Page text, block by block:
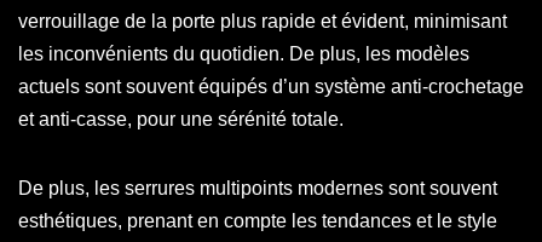
verrouillage de la porte plus rapide et évident, minimisant
les inconvénients du quotidien. De plus, les modèles
actuels sont souvent équipés d’un système anti-crochetage
et anti-casse, pour une sérénité totale.
De plus, les serrures multipoints modernes sont souvent
esthétiques, prenant en compte les tendances et le style